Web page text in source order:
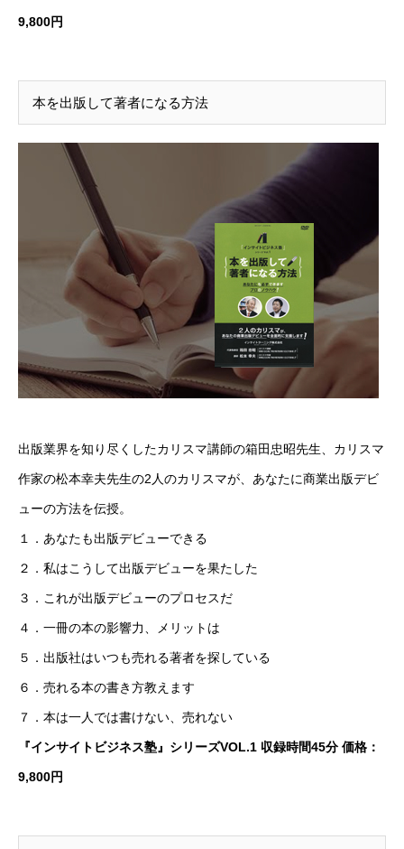
9,800円
本を出版して著者になる方法
出版業界を知り尽くしたカリスマ講師の箱田忠昭先生、カリスマ
作家の松本幸夫先生の2人のカリスマが、あなたに商業出版デビ
ューの方法を伝授。
１．あなたも出版デビューできる
２．私はこうして出版デビューを果たした
３．これが出版デビューのプロセスだ
４．一冊の本の影響力、メリットは
５．出版社はいつも売れる著者を探している
６．売れる本の書き方教えます
７．本は一人では書けない、売れない
『インサイトビジネス塾』シリーズVOL.1 収録時間45分 価格：
9,800円